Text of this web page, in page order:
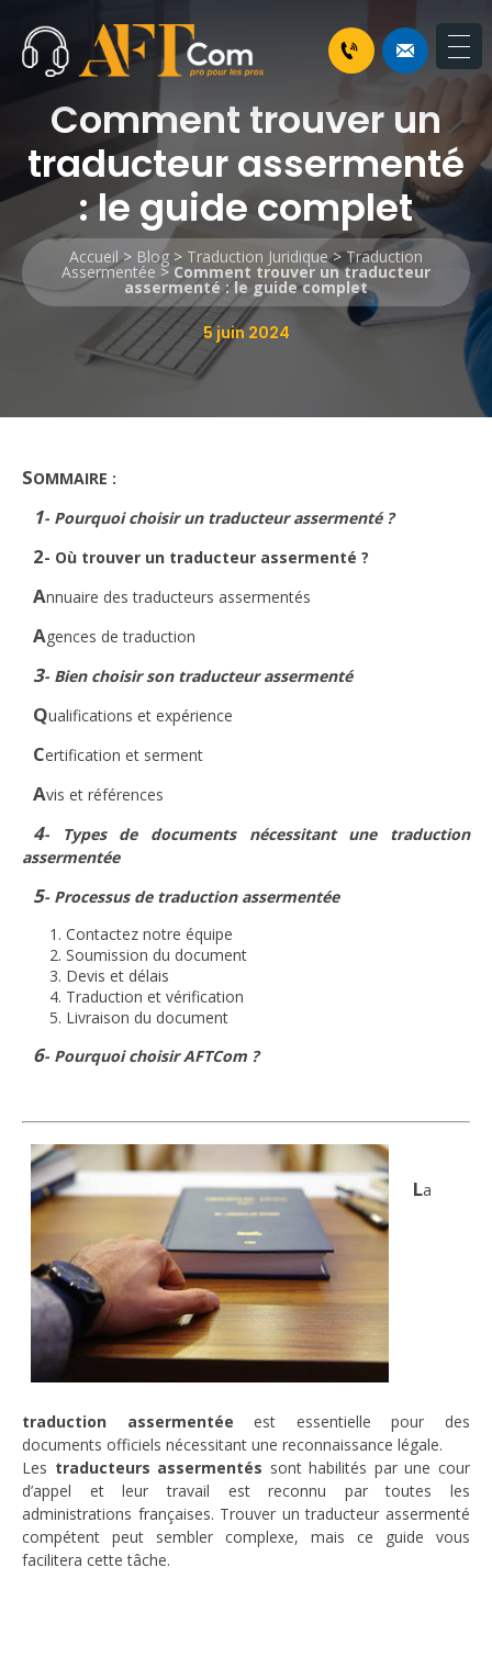
Comment trouver un
traducteur assermenté
: le guide complet
Accueil> Blog > Traduction Juridique>Traduction
Assermentée > Comment trouver un traducteur
assermenté : le guide complet
5 juin 2024
SOMMAIRE :
1- Pourquoi choisir un traducteur assermenté ?
2- Où trouver un traducteur assermenté ?
Annuaire des traducteurs assermentés
Agences de traduction
3- Bien choisir son traducteur assermenté
Qualifications et expérience
Certification et serment
Avis et références
4- Types de documents nécessitant une traduction
assermentée
5- Processus de traduction assermentée
Contactez notre équipe
Soumission du document
Devis et délais
Traduction et vérification
Livraison du document
6- Pourquoi choisir AFTCom ?
La
traduction assermentée est essentielle pour des
documents officiels nécessitant une reconnaissance légale.
Les traducteurs assermentés sont habilités par une cour
d’appel et leur travail est reconnu par toutes les
administrations françaises. Trouver un traducteur assermenté
compétent peut sembler complexe, mais ce guide vous
facilitera cette tâche.